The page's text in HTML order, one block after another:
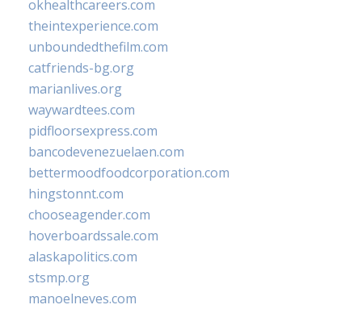
okhealthcareers.com
theintexperience.com
unboundedthefilm.com
catfriends-bg.org
marianlives.org
waywardtees.com
pidfloorsexpress.com
bancodevenezuelaen.com
bettermoodfoodcorporation.com
hingstonnt.com
chooseagender.com
hoverboardssale.com
alaskapolitics.com
stsmp.org
manoelneves.com